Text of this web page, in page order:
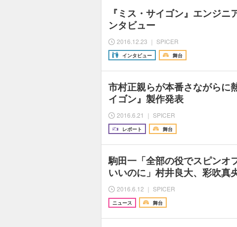
『ミス・サイゴン』エンジニ
ンタビュー
2016.12.23 ｜ SPICER
インタビュー 舞台
市村正親らが本番さながらに
イゴン』製作発表
2016.6.21 ｜ SPICER
レポート 舞台
駒田一「全部の役でスピンオ
いいのに」村井良大、彩吹
2016.6.12 ｜ SPICER
ニュース 舞台